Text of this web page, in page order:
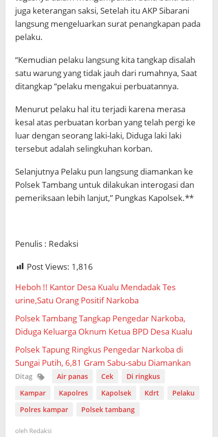
juga keterangan saksi, Setelah itu AKP Sibarani
langsung mengeluarkan surat penangkapan pada
pelaku.
“Kemudian pelaku langsung kita tangkap disalah
satu warung yang tidak jauh dari rumahnya, Saat
ditangkap “pelaku mengakui perbuatannya.
Menurut pelaku hal itu terjadi karena merasa
kesal atas perbuatan korban yang telah pergi ke
luar dengan seorang laki-laki, Diduga laki laki
tersebut adalah selingkuhan korban.
Selanjutnya Pelaku pun langsung diamankan ke
Polsek Tambang untuk dilakukan interogasi dan
pemeriksaan lebih lanjut,” Pungkas Kapolsek.**
Penulis : Redaksi
Post Views: 1,816
Heboh !! Kantor Desa Kualu Mendadak Tes
urine,Satu Orang Positif Narkoba
Polsek Tambang Tangkap Pengedar Narkoba,
Diduga Keluarga Oknum Ketua BPD Desa Kualu
Polsek Tapung Ringkus Pengedar Narkoba di
Sungai Putih, 6,81 Gram Sabu-sabu Diamankan
Ditag Air panas Cek
Di ringkus
Kampar
Kapolres Kapolsek Kdrt
Pelaku
Polres kampar
Polsek tambang
oleh Redaksi